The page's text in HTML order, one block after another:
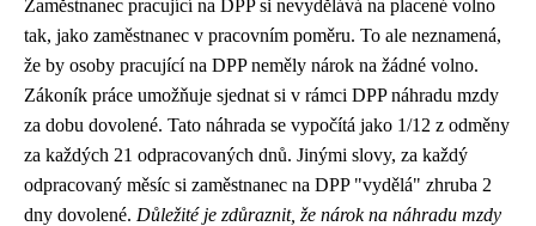
Zaměstnanec pracující na DPP si nevydělává na placené volno
tak, jako zaměstnanec v pracovním poměru. To ale neznamená,
že by osoby pracující na DPP neměly nárok na žádné volno.
Zákoník práce umožňuje sjednat si v rámci DPP náhradu mzdy
za dobu dovolené. Tato náhrada se vypočítá jako 1/12 z odměny
za každých 21 odpracovaných dnů. Jinými slovy, za každý
odpracovaný měsíc si zaměstnanec na DPP "vydělá" zhruba 2
dny dovolené. Důležité je zdůraznit, že nárok na náhradu mzdy